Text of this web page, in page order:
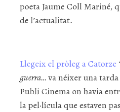
poeta Jaume Coll Mariné,
de l’actualitat.
Llegeix el pròleg a Catorze
guerra…va néixer una
Publi Cinema on havia
la pel·lícula que estaven